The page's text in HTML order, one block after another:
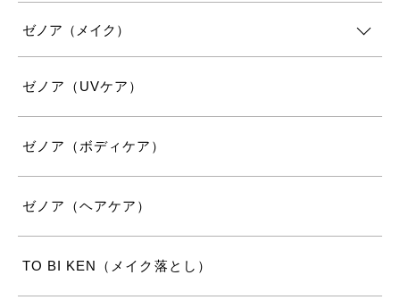
ゼノア（メイク）
ゼノア（UVケア）
ゼノア（ボディケア）
ゼノア（ヘアケア）
TO BI KEN（メイク落とし）